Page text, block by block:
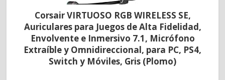
Corsair VIRTUOSO RGB WIRELESS SE,
Auriculares para Juegos de Alta Fidelidad,
Envolvente e Inmersivo 7.1, Micrófono
Extraíble y Omnidireccional, para PC, PS4,
Switch y Móviles, Gris (Plomo)